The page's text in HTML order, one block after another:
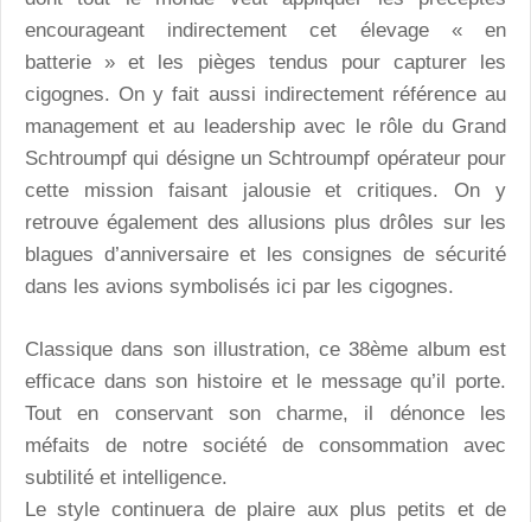
encourageant indirectement cet élevage « en
batterie » et les pièges tendus pour capturer les
cigognes. On y fait aussi indirectement référence au
management et au leadership avec le rôle du Grand
Schtroumpf qui désigne un Schtroumpf opérateur pour
cette mission faisant jalousie et critiques. On y
retrouve également des allusions plus drôles sur les
blagues d’anniversaire et les consignes de sécurité
dans les avions symbolisés ici par les cigognes.
Classique dans son illustration, ce 38ème album est
efficace dans son histoire et le message qu’il porte.
Tout en conservant son charme, il dénonce les
méfaits de notre société de consommation avec
subtilité et intelligence.
Le style continuera de plaire aux plus petits et de